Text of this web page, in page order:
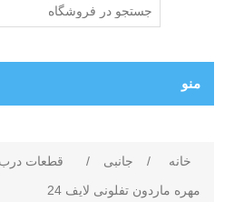
منو
خانه / جانبی / قطعات
مهره ماردون تفلونی لایف 24